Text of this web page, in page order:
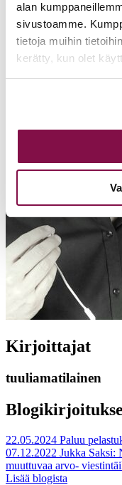
alan
sivustoamme.
tietoja muihin
kerätty, kun olet
Kirjoittajat
tuuliamatilainen
22.05.2024 Paluu
07.12.2022 Jukka Saksi:
muuttuvaa arvo-
Lisää blogista